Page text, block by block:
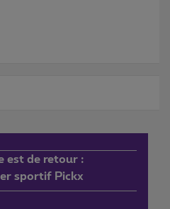
est de retour :
sportif Pickx